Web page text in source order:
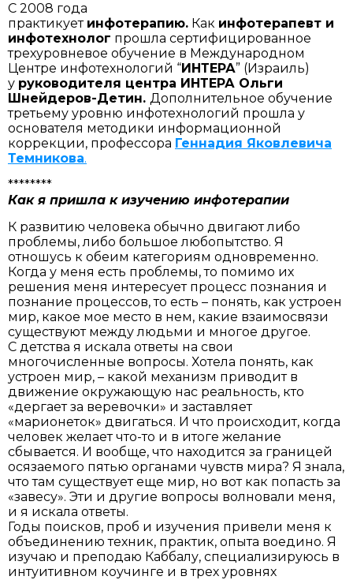
С 2008 года
практикует инфотерапию. Как инфотерапевт и
инфотехнолог прошла сертифицированное
трехуровневое обучение в Международном
Центре инфотехнологий “ИНТЕРА” (Израиль)
у руководителя центра ИНТЕРА Ольги
Шнейдеров-Детин. Дополнительное обучение
третьему уровню инфотехнологий прошла у
основателя методики информационной
коррекции, профессора Геннадия Яковлевича
Темникова.
********
Как я пришла к изучению инфотерапии
К развитию человека обычно двигают либо
проблемы, либо большое любопытство. Я
отношусь к обеим категориям одновременно.
Когда у меня есть проблемы, то помимо их
решения меня интересует процесс познания и
познание процессов, то есть – понять, как устроен
мир, какое мое место в нем, какие взаимосвязи
существуют между людьми и многое другое.
С детства я искала ответы на свои
многочисленные вопросы. Хотела понять, как
устроен мир, – какой механизм приводит в
движение окружающую нас реальность, кто
«дергает за веревочки» и заставляет
«марионеток» двигаться. И что происходит, когда
человек желает что-то и в итоге желание
сбывается. И вообще, что находится за границей
осязаемого пятью органами чувств мира? Я знала,
что там существует еще мир, но вот как попасть за
«завесу». Эти и другие вопросы волновали меня,
и я искала ответы.
Годы поисков, проб и изучения привели меня к
объединению техник, практик, опыта воедино. Я
изучаю и преподаю Каббалу, специализируюсь в
интуитивном коучинге и в трех уровнях